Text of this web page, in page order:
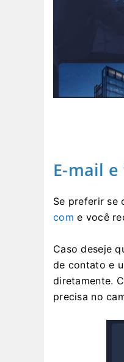
E-mail
Se preferir se
com e você
Caso deseje
de contato e
diretamente.
precisa no